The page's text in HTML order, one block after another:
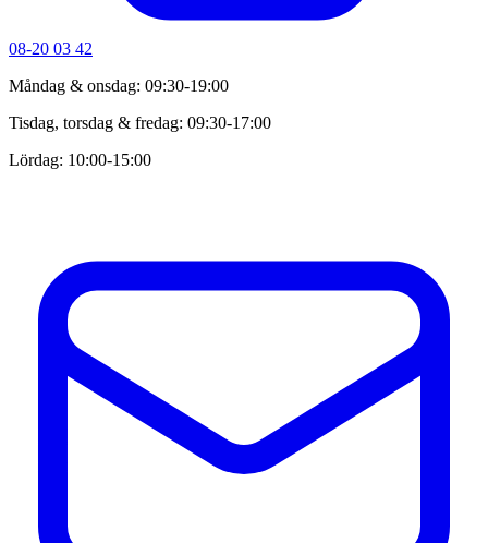
08-20 03 42
Måndag & onsdag: 09:30-19:00
Tisdag, torsdag & fredag: 09:30-17:00
Lördag: 10:00-15:00